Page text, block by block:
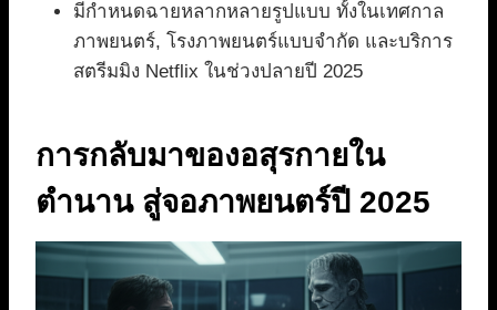
มีกำหนดฉายหลากหลายรูปแบบ ทั้งในเทศกาล
ภาพยนตร์, โรงภาพยนตร์แบบจำกัด และบริการ
สตรีมมิง Netflix ในช่วงปลายปี 2025
การกลับมาของอสุรกายใน
ตำนาน สู่จอภาพยนตร์ปี 2025